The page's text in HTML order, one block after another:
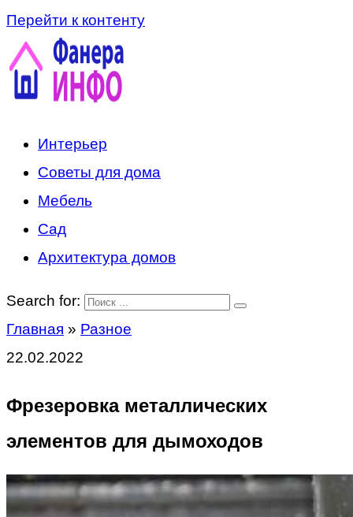
Перейти к контенту
Интерьер
Советы для дома
Мебель
Сад
Архитектура домов
Search for:
Главная » Разное
22.02.2022
Фрезеровка металлических
элементов для дымоходов